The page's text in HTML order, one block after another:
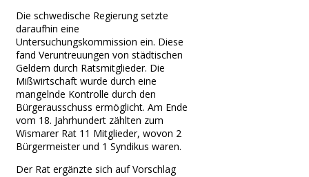
Die schwedische Regierung setzte
daraufhin eine
Untersuchungskommission ein. Diese
fand Veruntreuungen von städtischen
Geldern durch Ratsmitglieder. Die
Mißwirtschaft wurde durch eine
mangelnde Kontrolle durch den
Bürgerausschuss ermöglicht. Am Ende
vom 18. Jahrhundert zählten zum
Wismarer Rat 11 Mitglieder, wovon 2
Bürgermeister und 1 Syndikus waren.
Der Rat ergänzte sich auf Vorschlag